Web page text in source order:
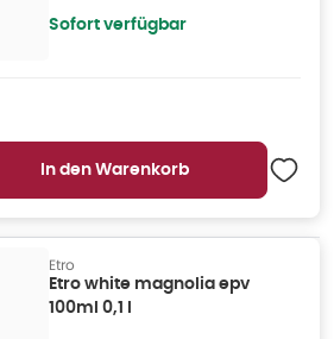
Sofort verfügbar
In den Warenkorb
Etro
Etro white magnolia epv
100ml 0,1 l